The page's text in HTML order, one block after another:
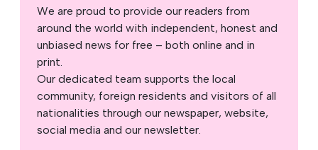
We are proud to provide our readers from
around the world with independent, honest and
unbiased news for free – both online and in
print.
Our dedicated team supports the local
community, foreign residents and visitors of all
nationalities through our newspaper, website,
social media and our newsletter.